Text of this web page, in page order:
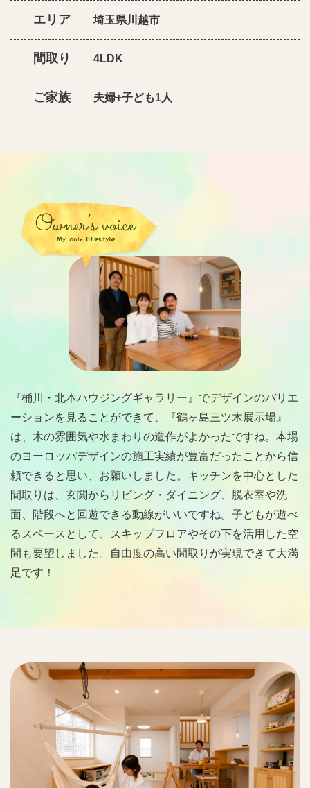
エリア 埼玉県川越市
間取り 4LDK
ご家族 夫婦+子ども1人
『桶川・北本ハウジングギャラリー』でデザインのバリエ
ーションを見ることができて、『鶴ヶ島三ツ木展示場』
は、木の雰囲気や水まわりの造作がよかったですね。本場
のヨーロッパデザインの施工実績が豊富だったことから信
頼できると思い、お願いしました。キッチンを中心とした
間取りは、玄関からリビング・ダイニング、脱衣室や洗
面、階段へと回遊できる動線がいいですね。子どもが遊べ
るスペースとして、スキップフロアやその下を活用した空
間も要望しました。自由度の高い間取りが実現できて大満
足です！